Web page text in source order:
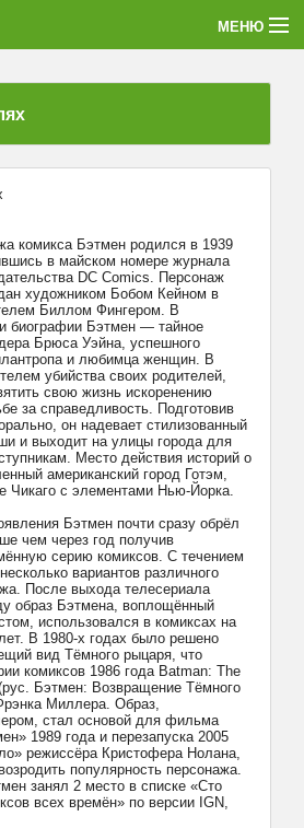
МЕНЮ
комикса Бэтмен родился в 1939
в майском номере журнала
DC Comics. Персонаж
художником Бобом Кейном в
Биллом Фингером. В
биографии Бэтмен — тайное
Брюса Уэйна, успешного
и любимца женщин. В
убийства своих родителей,
свою жизнь искоренению
за справедливость. Подготовив
он надевает стилизованный
и выходит на улицы города для
Место действия историй о
американский город Готэм,
Чикаго с элементами Нью-Йорка.
Бэтмен почти сразу обрёл
чем через год получив
серию комиксов. С течением
вариантов различного
После выхода телесериала
образ Бэтмена, воплощённый
использовался в комиксах на
В 1980-х годах было решено
вид Тёмного рыцаря, что
комиксов 1986 года Batman: The
Бэтмен: Возвращение Тёмного
Миллера. Образ,
стал основой для фильма
1989 года и перезапуска 2005
режиссёра Кристофера Нолана,
популярность персонажа.
занял 2 место в списке «Сто
всех времён» по версии IGN,